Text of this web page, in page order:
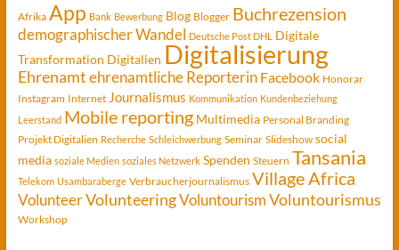
Afrika App Bank Bewerbung Blog Blogger Buchrezension
demographischer Wandel Deutsche Post DHL
Digitale
Transformation Digitalien Digitalisierung
Ehrenamtehrenamtliche Reporterin Facebook Honorar
Instagram Internet Journalismus Kommunikation Kundenbeziehung
Leerstand Mobile reporting Multimedia Personal Branding
Projekt Digitalien Recherche Schleichwerbung Seminar Slideshow social
media soziale Medien soziales Netzwerk Spenden Steuern Tansania
Telekom Usambaraberge Verbraucherjournalismus Village Africa
VolunteerVolunteeringVoluntourismVoluntourismus
Workshop